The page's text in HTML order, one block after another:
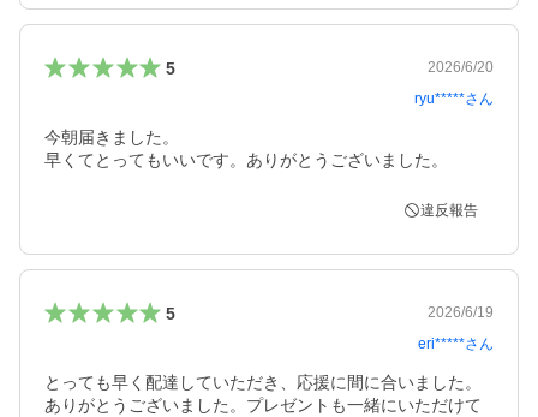
5
2026/6/20
ryu*****さん
今朝届きました。
早くてとってもいいです。ありがとうございました。
違反報告
5
2026/6/19
eri*****さん
とっても早く配達していただき、応援に間に合いました。
ありがとうございました。プレゼントも一緒にいただけて